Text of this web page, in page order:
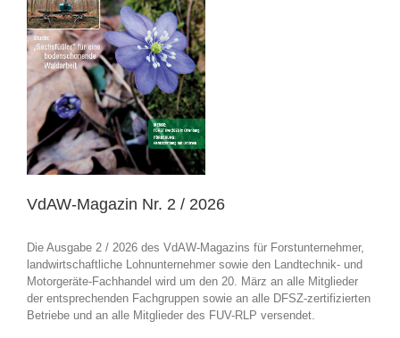
VdAW-Magazin Nr. 2 / 2026
Die Ausgabe 2 / 2026 des VdAW-Magazins für Forstunternehmer,
landwirtschaftliche Lohnunternehmer sowie den Landtechnik- und
Motorgeräte-Fachhandel wird um den 20. März an alle Mitglieder
der entsprechenden Fachgruppen sowie an alle DFSZ-zertifizierten
Betriebe und an alle Mitglieder des FUV-RLP versendet.